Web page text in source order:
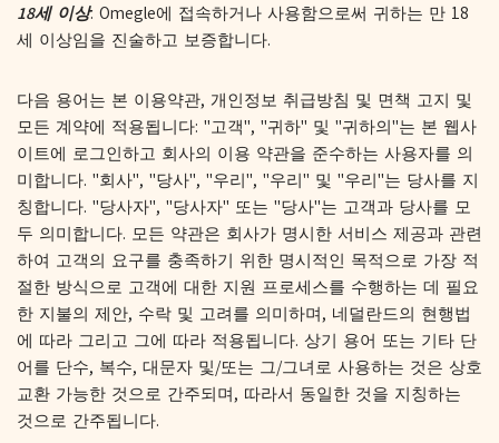
18세 이상. Omegle에 접속하거나 사용함으로써 귀하는 만 18
세 이상임을 진술하고 보증합니다.
다음 용어는 본 이용약관, 개인정보 취급방침 및 면책 고지 및
모든 계약에 적용됩니다: "고객", "귀하" 및 "귀하의"는 본 웹사
이트에 로그인하고 회사의 이용 약관을 준수하는 사용자를 의
미합니다. "회사", "당사", "우리", "우리" 및 "우리"는 당사를 지
칭합니다. "당사자", "당사자" 또는 "당사"는 고객과 당사를 모
두 의미합니다. 모든 약관은 회사가 명시한 서비스 제공과 관련
하여 고객의 요구를 충족하기 위한 명시적인 목적으로 가장 적
절한 방식으로 고객에 대한 지원 프로세스를 수행하는 데 필요
한 지불의 제안, 수락 및 고려를 의미하며, 네덜란드의 현행법
에 따라 그리고 그에 따라 적용됩니다. 상기 용어 또는 기타 단
어를 단수, 복수, 대문자 및/또는 그/그녀로 사용하는 것은 상호
교환 가능한 것으로 간주되며, 따라서 동일한 것을 지칭하는
것으로 간주됩니다.